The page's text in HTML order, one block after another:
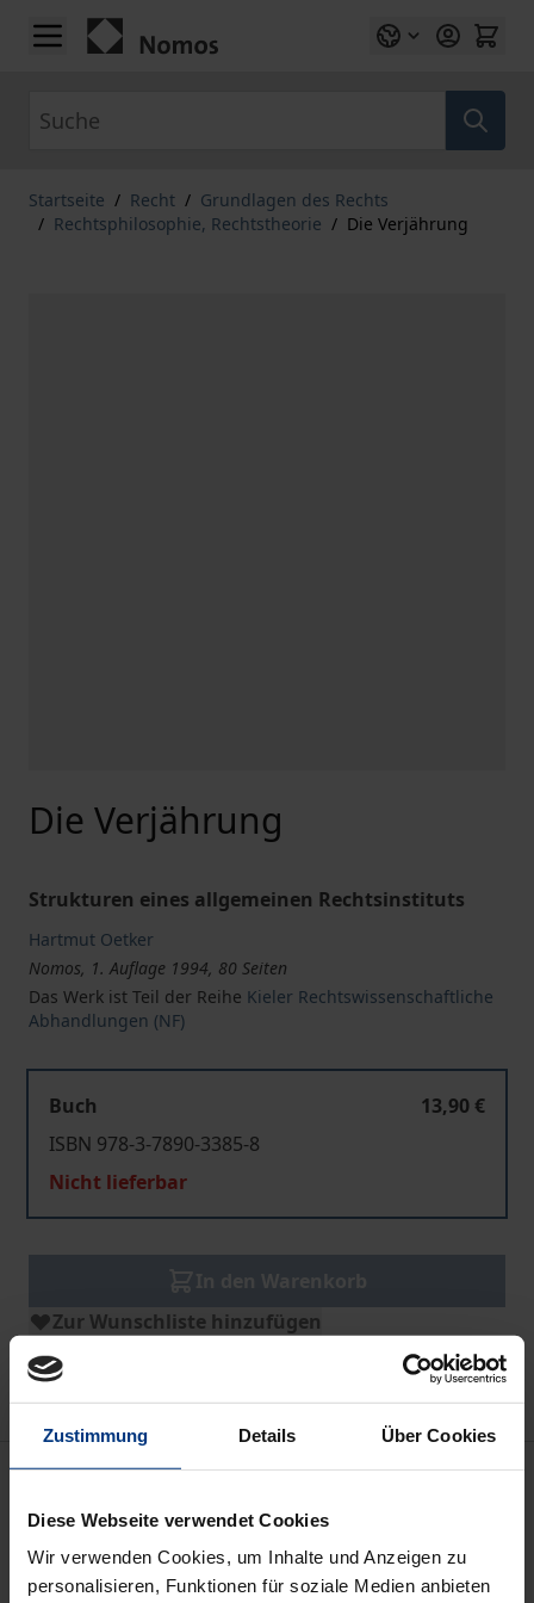
Zustimmung Details Über Cookies
Diese Webseite verwendet Cookies
Wir verwenden Cookies, um Inhalte und Anzeigen zu
personalisieren, Funktionen für soziale Medien anbieten
Zum Inhalt springen
Startseite / Recht / Grundlagen des Rechts
/ Rechtsphilosophie, Rechtstheorie / Die Verjährung
Die Verjährung
Strukturen eines allgemeinen Rechtsinstituts
Hartmut Oetker
Nomos, 1. Auflage 1994, 80 Seiten
Das Werk ist Teil der Reihe Kieler Rechtswissenschaftliche
Abhandlungen (NF)
Buch
13,90 €
ISBN 978-3-7890-3385-8
Nicht lieferbar
Zur Wunschliste hinzufügen
Hinweise zu Versandkosten
Beschreibung
Mit der Verjährung greift der Gesetzgeber in allen
Rechtsgebieten auf ein Regelungsinstrument